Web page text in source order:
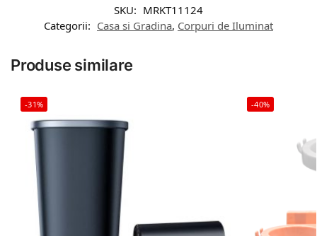
SKU: MRKT11124
Categorii: Casa si Gradina, Corpuri de Iluminat
Produse similare
-31% -40%